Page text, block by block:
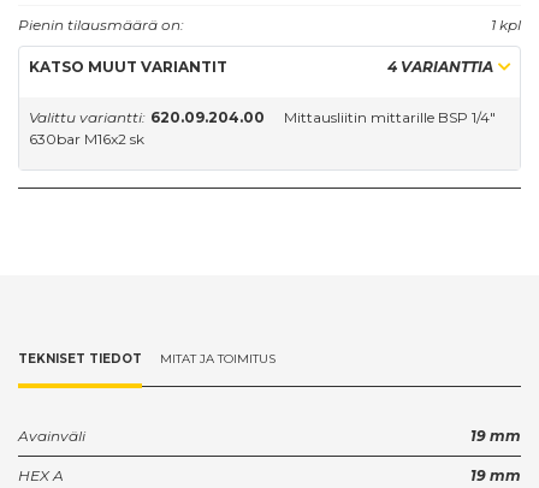
Pienin tilausmäärä on: 1 kpl
KATSO MUUT VARIANTIT 4 VARIANTTIA
Valittu variantti: 620.09.204.00
Mittausliitin mittarille BSP 1/4"
630bar M16x2 sk
TEKNISET TIEDOT MITAT JA TOIMITUS
Avainväli 19 mm
HEX A 19 mm